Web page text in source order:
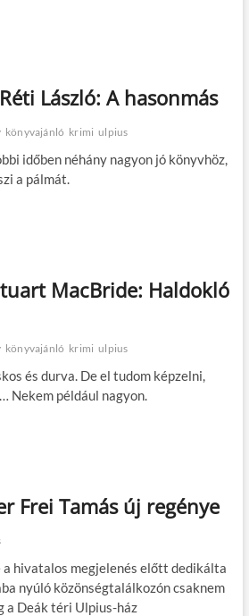
László: A hasonmás
könyvajánló krimi ulpius
időben néhány nagyon jó könyvhöz,
a pálmát.
MacBride: Haldokló
könyvajánló krimi ulpius
és durva. De el tudom képzelni,
Nekem például nagyon.
Frei Tamás új regénye
a hivatalos megjelenés előtt dedikálta
nyúló közönségtalálkozón csaknem
a Deák téri Ulpius-ház